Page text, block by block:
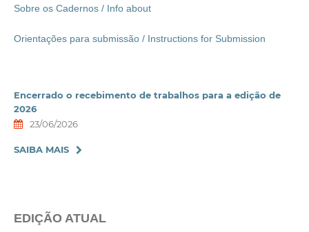
Sobre os Cadernos / Info about
Orientações para submissão / Instructions for Submission
Encerrado o recebimento de trabalhos para a edição de
2026
23/06/2026
SAIBA MAIS
EDIÇÃO ATUAL